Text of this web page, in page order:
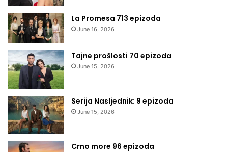
La Promesa 713 epizoda
June 16, 2026
Tajne prošlosti 70 epizoda
June 15, 2026
Serija Nasljednik: 9 epizoda
June 15, 2026
Crno more 96 epizoda